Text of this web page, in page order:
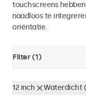
touchscreens
naadloos te
oriëntatie.
Filter (1)
12 inch Waterdicht